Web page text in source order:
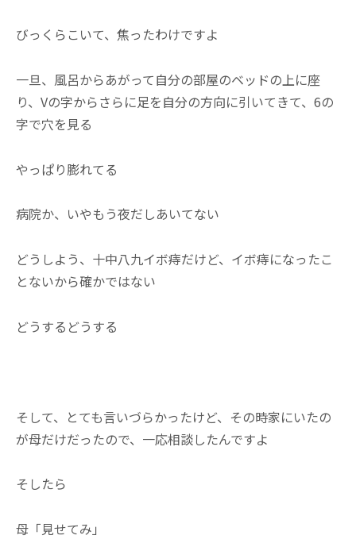
びっくらこいて、焦ったわけですよ
一旦、風呂からあがって自分の部屋のベッドの上に座
り、Vの字からさらに足を自分の方向に引いてきて、6の
字で穴を見る
やっぱり膨れてる
病院か、いやもう夜だしあいてない
どうしよう、十中八九イボ痔だけど、イボ痔になったこ
とないから確かではない
どうするどうする
そして、とても言いづらかったけど、その時家にいたの
が母だけだったので、一応相談したんですよ
そしたら
母「見せてみ」